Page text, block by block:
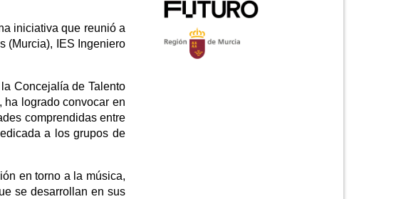
iniciativa que reunió a
(Murcia), IES Ingeniero
Concejalía de Talento
logrado convocar en
comprendidas entre
a los grupos de
en torno a la música,
se desarrollan en sus